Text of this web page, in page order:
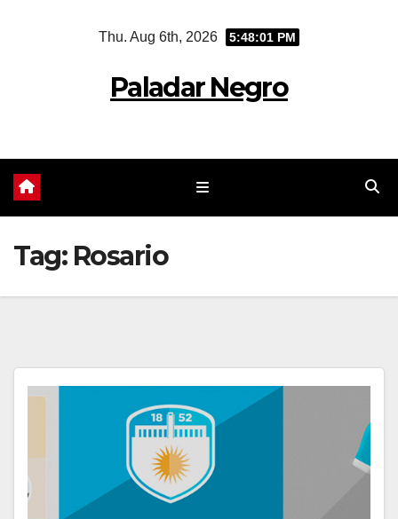
Thu. Aug 6th, 2026 5:48:01 PM
Paladar Negro
Tag: Rosario